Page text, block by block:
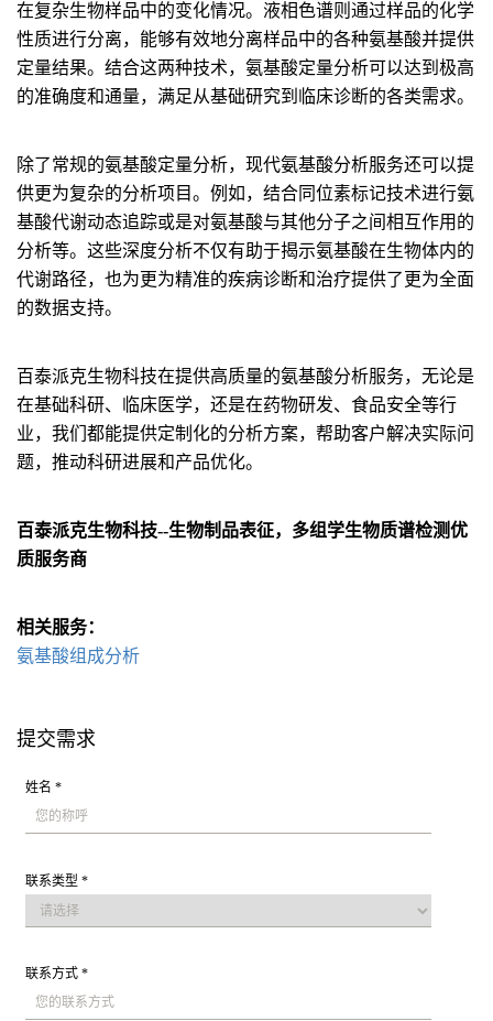
在复杂生物样品中的变化情况。液相色谱则通过样品的化学
性质进行分离，能够有效地分离样品中的各种氨基酸并提供
定量结果。结合这两种技术，氨基酸定量分析可以达到极高
的准确度和通量，满足从基础研究到临床诊断的各类需求。
除了常规的氨基酸定量分析，现代氨基酸分析服务还可以提
供更为复杂的分析项目。例如，结合同位素标记技术进行氨
基酸代谢动态追踪或是对氨基酸与其他分子之间相互作用的
分析等。这些深度分析不仅有助于揭示氨基酸在生物体内的
代谢路径，也为更为精准的疾病诊断和治疗提供了更为全面
的数据支持。
百泰派克生物科技在提供高质量的氨基酸分析服务，无论是
在基础科研、临床医学，还是在药物研发、食品安全等行
业，我们都能提供定制化的分析方案，帮助客户解决实际问
题，推动科研进展和产品优化。
百泰派克生物科技--生物制品表征，多组学生物质谱检测优
质服务商
相关服务：
氨基酸组成分析
提交需求
姓名 *
联系类型 *
联系方式 *